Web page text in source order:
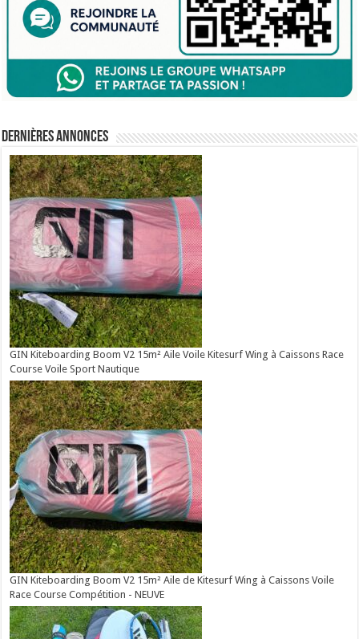
Dernières annonces
GIN Kiteboarding Boom V2 15m² Aile Voile Kitesurf Wing à Caissons Race
Course Voile Sport Nautique
GIN Kiteboarding Boom V2 15m² Aile de Kitesurf Wing à Caissons Voile
Race Course Compétition - NEUVE